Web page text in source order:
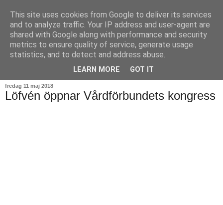
fredag 11 maj 2018
Löfvén öppnar Vårdförbundets kongress
This site uses cookies from Google to deliver its services
and to analyze traffic. Your IP address and user-agent are
shared with Google along with performance and security
metrics to ensure quality of service, generate usage
statistics, and to detect and address abuse.
LEARN MORE GOT IT